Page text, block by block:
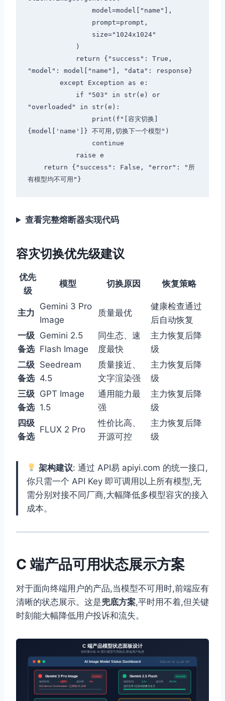
"model": model["name"], "data": response}
"overloaded" in str(e):
{model['name']} 不可用,切换下一个模型")
查看完整熔断器实现代码
容灾切换优先级建议
优先
级
模型 切换原因 恢复策略
主力
Gemini 3 Pro
Image
质量最优
健康检查通过
后自动恢复
一级
备选
Gemini 2.5
Flash Image
同生态、速
度最快
主力恢复后降
级
二级
备选
Seedream
4.5
质量接近、
文字渲染强
主力恢复后降
级
三级
备选
GPT Image
1.5
通用能力最
强
主力恢复后降
级
四级
备选
FLUX 2 Pro
性价比高、
开源可控
主力恢复后降
级
架构建议: 通过 API易 apiyi.com 的统一接口,
你只需一个 API Key 即可调用以上所有模型,无
需分别对接不同厂商,大幅降低多模型容灾的接入
成本。
C 端产品可用状态展示方案
对于面向终端用户的产品,当模型不可用时,前端应有
清晰的状态展示。这是兜底方案,平时用不着,但关键
时刻能大幅降低用户投诉和流失。
C 端产品模型状态面板设计
实时展示各 AI 图片模型可用状态,降低用户焦虑
AI Image Model Status Dashboard 2026-02-19 14:30 CST
Gemini 3 Pro Image DOWN
响应时间: — (超时) 成功率:
0%
503 Server Overloaded – 已持续 45 分钟
Gemini 2.5 Flash ONLINE
响应时间: 3.2s 成功率: 99.2%
运行正常 | 已自动切换为主力